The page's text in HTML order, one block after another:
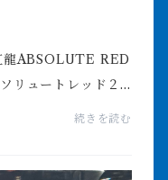
ABSOLUTE RED
リュートレッド２
した１６匹オンラ
続きを読む